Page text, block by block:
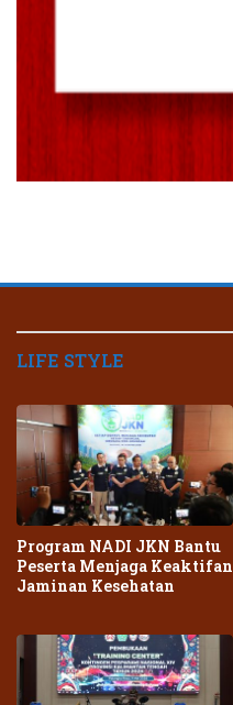
LIFE STYLE
Program NADI JKN Bantu
Peserta Menjaga Keaktifan
Jaminan Kesehatan